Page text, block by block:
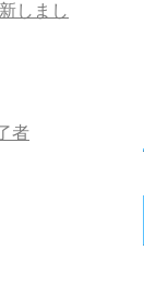
しまし
者